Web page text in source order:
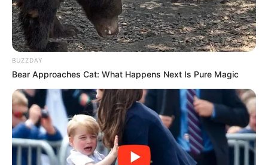
BUZZDAY
Bear Approaches Cat: What Happens Next Is Pure Magic